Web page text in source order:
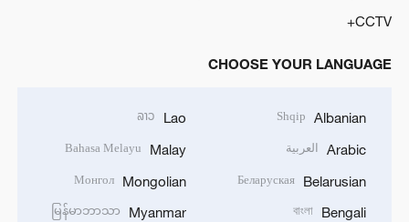
CCTV+
CHOOSE YOUR LANGUAGE
Albanian
Shqip
Arabic العربية
Belarusian
Беларуская
Bengali
বাংলা
Lao
ລາວ
Malay
Bahasa Melayu
Mongolian
Монгол
Myanmar
မြန်မာဘာသာ